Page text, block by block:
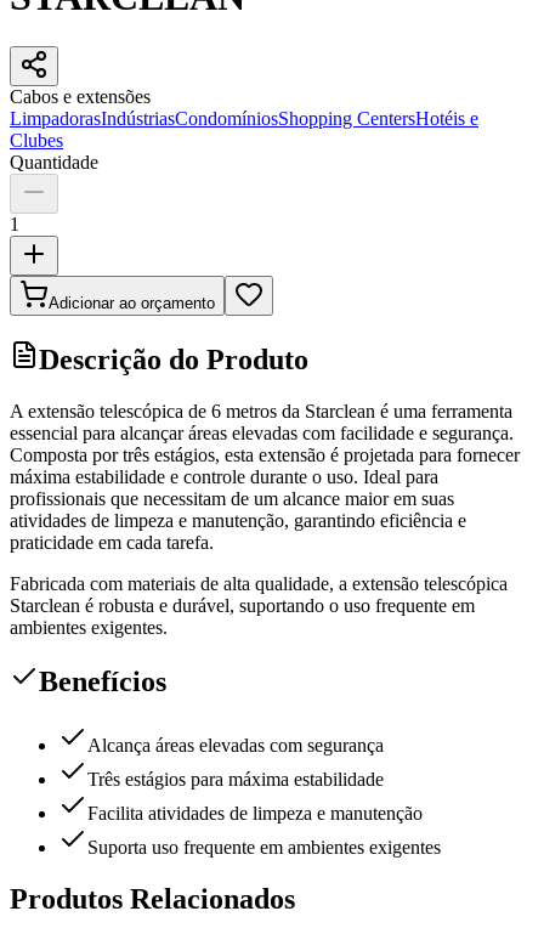
Cabos e extensões
LimpadorasIndústriasCondomíniosShopping CentersHotéis e
Clubes
Quantidade
1
Adicionar ao orçamento
Descrição do Produto
A extensão telescópica de 6 metros da Starclean é uma ferramenta
essencial para alcançar áreas elevadas com facilidade e segurança.
Composta por três estágios, esta extensão é projetada para fornecer
máxima estabilidade e controle durante o uso. Ideal para
profissionais que necessitam de um alcance maior em suas
atividades de limpeza e manutenção, garantindo eficiência e
praticidade em cada tarefa.
Fabricada com materiais de alta qualidade, a extensão telescópica
Starclean é robusta e durável, suportando o uso frequente em
ambientes exigentes.
Benefícios
Alcança áreas elevadas com segurança
Três estágios para máxima estabilidade
Facilita atividades de limpeza e manutenção
Suporta uso frequente em ambientes exigentes
Produtos Relacionados